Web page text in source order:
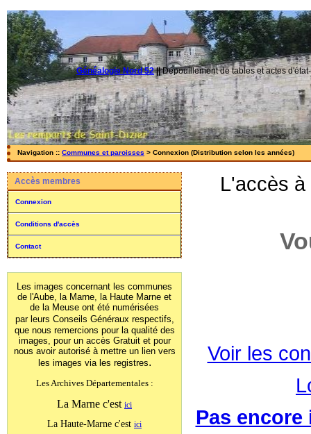
Généalogie Nord 52||Dépouillement de tables et actes
Navigation :: Communes et paroisses > Connexion (Distribution selon les années)
Accès membres
Connexion
Conditions d'accès
Contact
Les images concernant les communes
de l'Aube, la Marne, la Haute Marne et
de la Meuse ont été numérisées
par leurs Conseils Généraux respectifs,
que nous remercions pour la qualité des
images, pour un accès Gratuit et pour
nous avoir autorisé à mettre un lien vers
les images via les registres.
Les Archives Départementales :
La Marne c'est ici
La Haute-Marne c'est ici
L'accès
Voir les
Pas